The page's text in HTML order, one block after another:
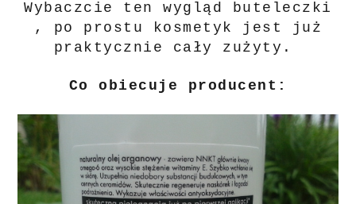
Wybaczcie ten wygląd buteleczki
, po prostu kosmetyk jest już
praktycznie cały zużyty.
Co obiecuje producent: